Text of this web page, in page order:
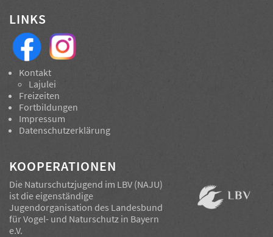
LINKS
Kontakt
Lajulei
Freizeiten
Fortbildungen
Impressum
Datenschutzerklärung
KOOPERATIONEN
Die Naturschutzjugend im LBV (NAJU)
ist die eigenständige
Jugendorganisation des Landesbund
für Vogel- und Naturschutz in Bayern
e.V.